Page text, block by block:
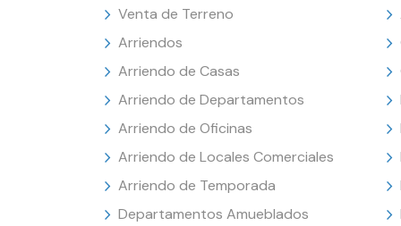
Venta de Terreno
Arriendos
Arriendo de Casas
Arriendo de Departamentos
Arriendo de Oficinas
Arriendo de Locales Comerciales
Arriendo de Temporada
Departamentos Amueblados